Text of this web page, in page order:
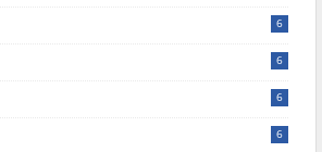
6
6
6
6